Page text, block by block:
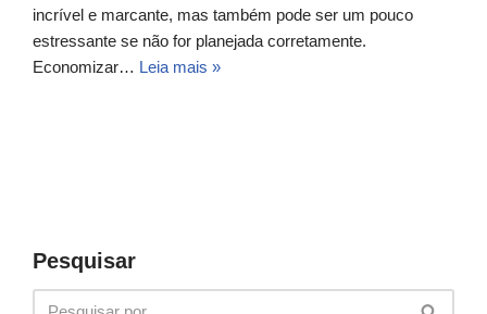
incrível e marcante, mas também pode ser um pouco
estressante se não for planejada corretamente.
Economizar… Leia mais »
Pesquisar